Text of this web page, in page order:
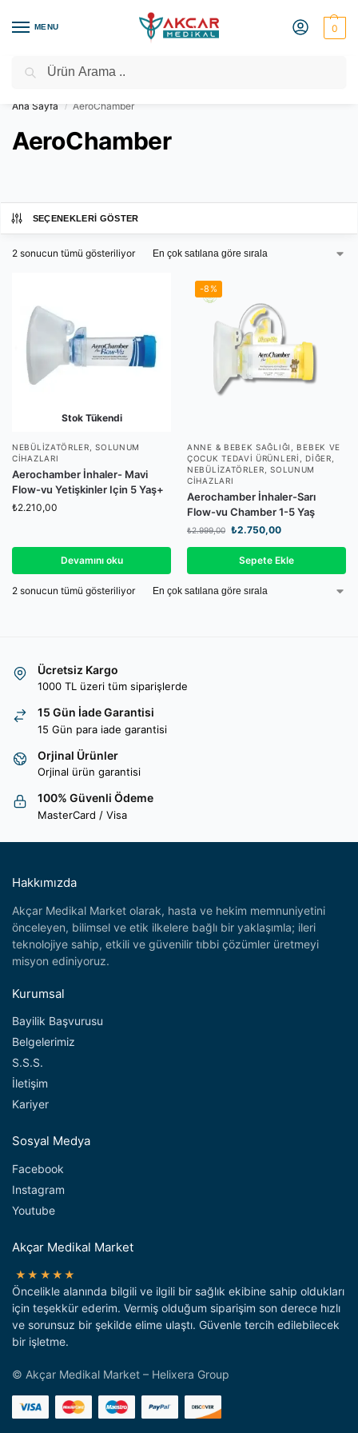
MENU 0
Medikal Market – Medikal Ürünler
Ana Sayfa / AeroChamber
AeroChamber
SEÇENEKLERI GÖSTER
2 sonucun tümü gösteriliyor
Stok Tükendi
NEBÜLIZATÖRLER ,SOLUNUM
CIHAZLARI
Aerochamber İnhaler- Mavi
Flow-vu Yetişkinler Için 5 Yaş+
₺2.210,00
Devamını oku
-8%
ANNE & BEBEK SAĞLIĞI
BEBEK VE
ÇOCUK TEDAVI ÜRÜNLERI
DIĞER
NEBÜLIZATÖRLER ,SOLUNUM
CIHAZLARI
Aerochamber İnhaler-Sarı
Flow-vu Chamber 1-5 Yaş
₺2.999,00 ₺2.750,00
Sepete Ekle
2 sonucun tümü gösteriliyor
Ücretsiz Kargo
1000 TL üzeri tüm siparişlerde
15 Gün İade Garantisi
15 Gün para iade garantisi
Orjinal Ürünler
Orjinal ürün garantisi
100% Güvenli Ödeme
MasterCard / Visa
Hakkımızda
Akçar Medikal Market olarak, hasta ve hekim memnuniyetini
önceleyen, bilimsel ve etik ilkelere bağlı bir yaklaşımla; ileri
teknolojiye sahip, etkili ve güvenilir tıbbi çözümler üretmeyi
misyon ediniyoruz.
Kurumsal
Bayilik Başvurusu
Belgelerimiz
S.S.S.
İletişim
Kariyer
Sosyal Medya
Facebook
Instagram
Youtube
Akçar Medikal Market
★★★★★
Öncelikle alanında bilgili ve ilgili bir sağlık ekibine sahip oldukları
için teşekkür ederim. Vermiş olduğum siparişim son derece hızlı
ve sorunsuz bir şekilde elime ulaştı. Güvenle tercih edilebilecek
bir işletme.
© Akçar Medikal Market – Helixera Group